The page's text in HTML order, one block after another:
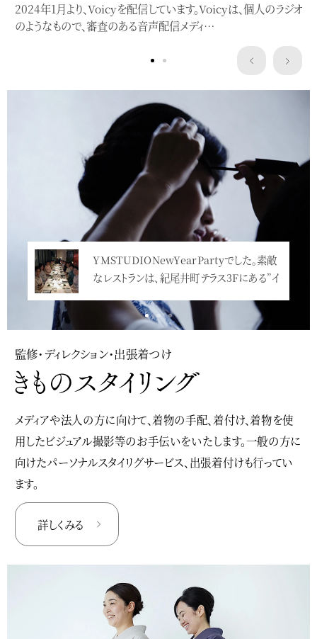
2024年1月より、Voicyを配信しています。Voicyは、個人のラジオ
のようなもので、審査のある音声配信メディ…
Service
監修・ディレクション・出張着つけ
メディアや法人の方に向けて、着物の手配、着付け、着物を使
用したビジュアル撮影等のお手伝いをいたします。一般の方に
向けたパーソナルスタイリグサービス、出張着付けも行ってい
ます。
詳しくみる
YMSTUDIONewYearPartyでした。素敵
なレストランは、紀尾井町テラス3Fにある”イ
週末は、ホテルオークラで恒例の新年会でし
た。120名ほどの参加で、例年にも増して、…